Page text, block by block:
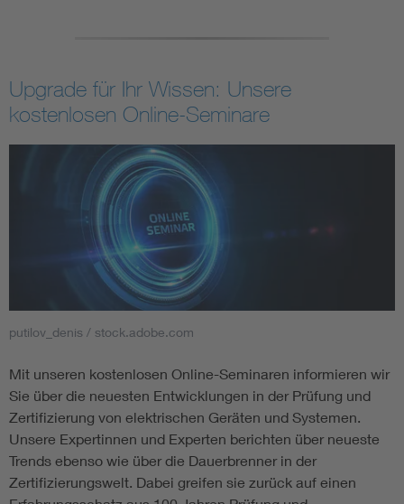
Upgrade für Ihr Wissen: Unsere
kostenlosen Online-Seminare
putilov_denis / stock.adobe.com
Mit unseren kostenlosen Online-Seminaren informieren wir
Sie über die neuesten Entwicklungen in der Prüfung und
Zertifizierung von elektrischen Geräten und Systemen.
Unsere Expertinnen und Experten berichten über neueste
Trends ebenso wie über die Dauerbrenner in der
Zertifizierungswelt. Dabei greifen sie zurück auf einen